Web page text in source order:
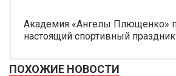
Академия «Ангелы Плющенко»
настоящий спортивный праздник
ПОХОЖИЕ НОВОСТИ